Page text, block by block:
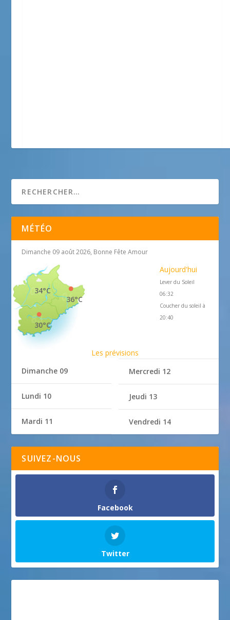
MÉTÉO
Dimanche 09 août 2026, Bonne Fête Amour
36°C
34°C
30°C
Aujourd'hui
Lever du Soleil
06:32
Coucher du soleil à
20:40
Les prévisions
Dimanche 09
Lundi 10
Mardi 11
Mercredi 12
Jeudi 13
Vendredi 14
SUIVEZ-NOUS
Facebook
Twitter